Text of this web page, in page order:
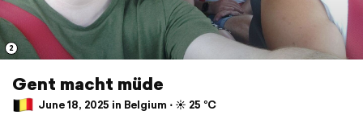
2
Gent macht müde
June 18, 2025 in Belgium ⋅ ☀️ 25 °C